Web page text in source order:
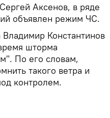
Аксенов, в ряде
объявлен режим ЧС.
Константинов
шторма
По его словам,
такого ветра и
контролем.